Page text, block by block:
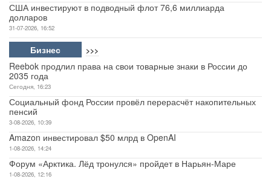
США инвестируют в подводный флот 76,6 миллиарда
долларов
31-07-2026, 16:52
Бизнес >>>
Reebok продлил права на свои товарные знаки в России до
2035 года
Сегодня, 16:23
Социальный фонд России провёл перерасчёт накопительных
пенсий
3-08-2026, 10:39
Amazon инвестировал $50 млрд в OpenAI
1-08-2026, 14:24
Форум «Арктика. Лёд тронулся» пройдет в Нарьян-Маре
1-08-2026, 12:16